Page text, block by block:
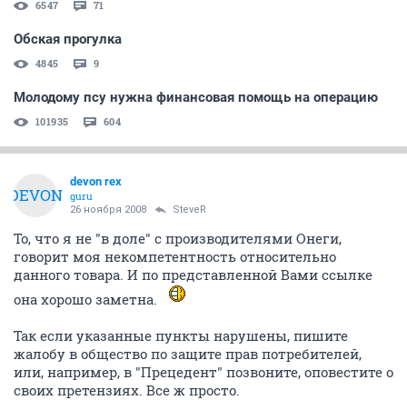
6547 71
Обская прогулка
4845 9
Молодому псу нужна финансовая помощь на операцию
101935 604
DEVON
devon rex
guru
26 ноября 2008 SteveR
То, что я не "в доле" с производителями Онеги,
говорит моя некомпетентность относительно
данного товара. И по представленной Вами ссылке
она хорошо заметна.
Так если указанные пункты нарушены, пишите
жалобу в общество по защите прав потребителей,
или, например, в "Прецедент" позвоните, оповестите о
своих претензиях. Все ж просто.